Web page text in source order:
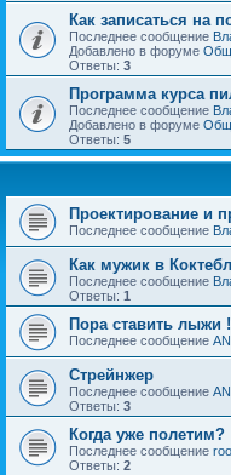
Как записаться на
Последнее сообщение
Добавлено в форуме
Ответы: 3
Программа курса
Последнее сообщение
Добавлено в форуме
Ответы: 5
Проектирование и
Последнее сообщение
Как мужик в
Последнее сообщение
Ответы: 1
Пора ставить лыжи !
Последнее сообщение
Стрейнжер
Последнее сообщение
Ответы: 3
Когда уже полетим?
Последнее сообщение
Ответы: 2